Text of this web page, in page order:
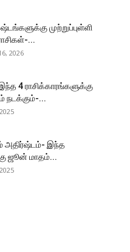
முற்றுப்புள்ளி
...
2026
4 ராசிக்காரங்களுக்கு
நடக்கும்-...
அதிர்ஷ்டம்- இந்த
ஜூன் மாதம்...